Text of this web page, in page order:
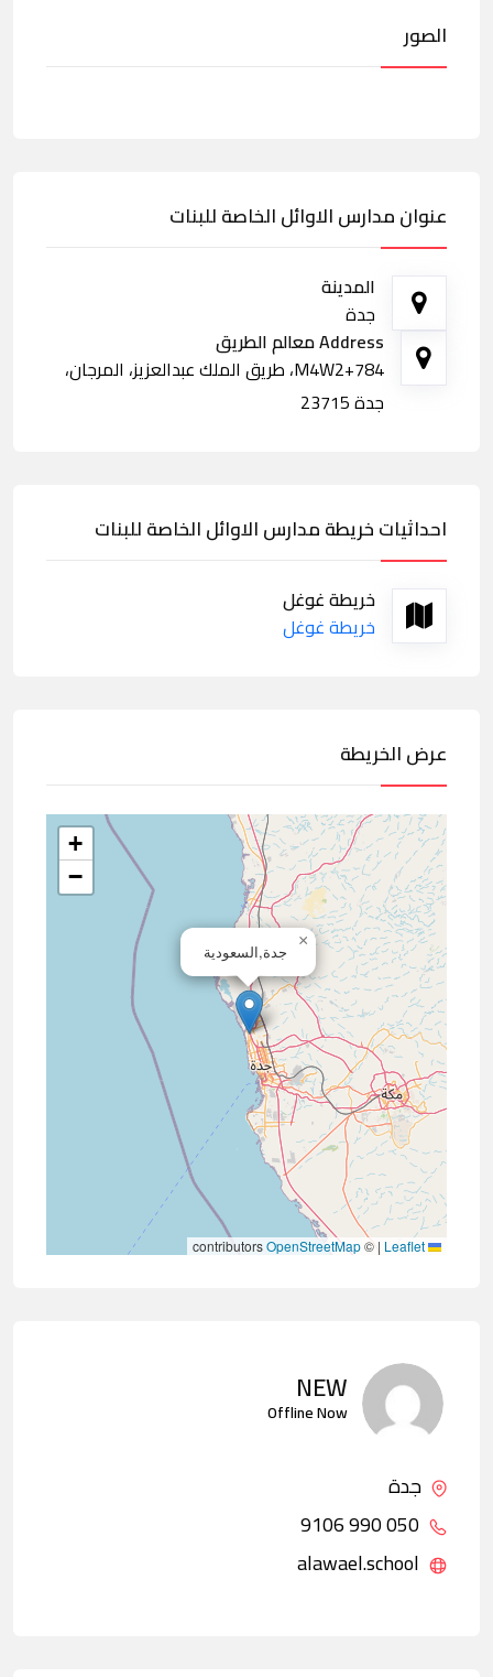
الصور
عنوان مدارس الاوائل الخاصة للبنات
المدينة
جدة
Address معالم الطريق
M4W2+784، طريق الملك عبدالعزيز، المرجان،
جدة 23715
احداثيات خريطة مدارس الاوائل الخاصة للبنات
خريطة غوغل
خريطة غوغل
عرض الخريطة
جدة,السعودية
×
+
−
|
©
OpenStreetMap
NEW
Offline Now
جدة